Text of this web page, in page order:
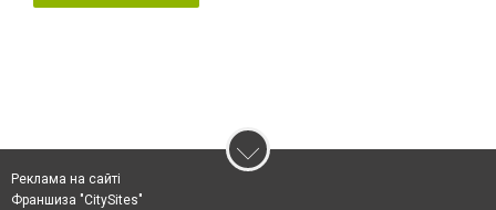
Реклама на сайті
Франшиза "CitySites"